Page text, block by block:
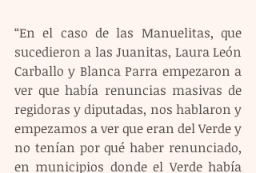
“En el caso de las Manuelitas, que
sucedieron a las Juanitas, Laura León
Carballo y Blanca Parra empezaron a
ver que había renuncias masivas de
regidoras y diputadas, nos hablaron y
empezamos a ver que eran del Verde y
no tenían por qué haber renunciado,
en municipios donde el Verde había